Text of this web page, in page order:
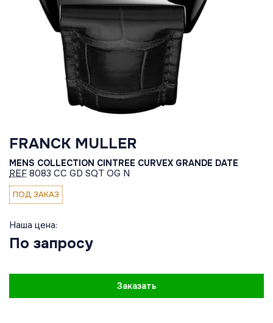
FRANCK MULLER
MENS COLLECTION CINTREE CURVEX GRANDE DATE
REF 8083 CC GD SQT OG N
ПОД ЗАКАЗ
Наша цена:
По запросу
Заказать